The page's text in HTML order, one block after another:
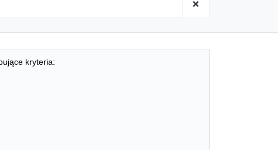
kryteria: